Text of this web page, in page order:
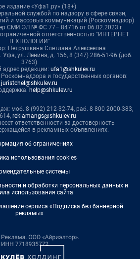
издание «Уфа1.ру» (18+)
службой по надзору в сфере связи,
и массовых коммуникаций (Роскомнадзор)
СМИ ЭЛ № ФС 77– 84716 от 06.02.2023 г.
ответственностью "ИНТЕРНЕТ
ТЕХНОЛОГИИ"
Петрушкина Светлана Алексеевна
Уфа, ул. Ленина, д. 156, 8 (347) 286-51-96 (доб.
3763)
адрес редакции: ufa1@shkulev.ru
и государственных органов:
juristchel@shkulev.ru
help@shkulev.ru
моб. 8 (992) 212-32-74, раб. 8 800 2000-383,
reklamangs@shkulev.ru
ответственности за достоверность
в рекламных объявлениях.
об ограничениях
использования cookies
системы
и обработки персональных данных и
использования сайта
сервиса «Подписка без баннерной
рекламы»